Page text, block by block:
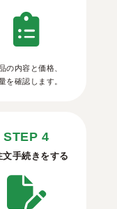
の内容と価格、
を確認します。
STEP 4
文手続きをする